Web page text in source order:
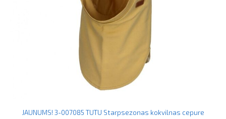
JAUNUMS! 3-007085 TUTU Starpsezonas kokvilnas cepure